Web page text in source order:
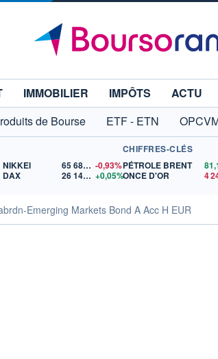
IMMOBILIER IMPÔTS ACTU
de Bourse ETF - ETN
NIKKEI 65 683,26 -0,93%
DAX
26 140,66 +0,05%
CHIFFRES-CLÉS
PÉTROLE BRENT
ONCE D'OR
Emerging Markets Bond A Acc H EUR